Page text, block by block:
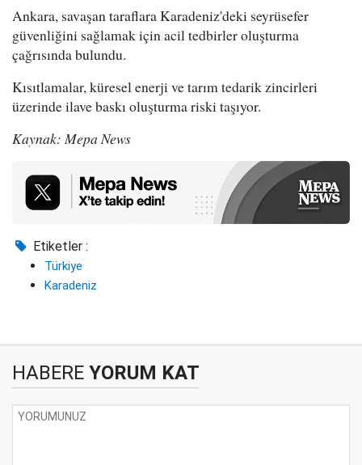
Ankara, savaşan taraflara Karadeniz'deki seyrüsefer
güvenliğini sağlamak için acil tedbirler oluşturma
çağrısında bulundu.
Kısıtlamalar, küresel enerji ve tarım tedarik zincirleri
üzerinde ilave baskı oluşturma riski taşıyor.
Kaynak: Mepa News
Etiketler :
Türkiye
Karadeniz
HABERE YORUM KAT